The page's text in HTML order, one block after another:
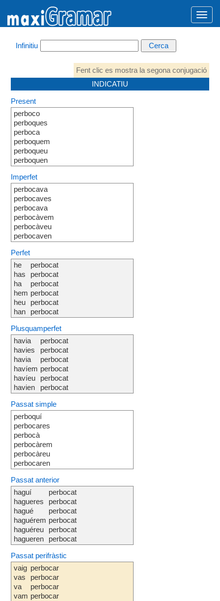
Infinitiu
Fent clic es mostra la segona conjugació
INDICATIU
Present
perboco
perboques
perboca
perboquem
perboqueu
perboquen
Imperfet
perbocava
perbocaves
perbocava
perbocàvem
perbocàveu
perbocaven
Perfet
he
has
ha
hem
heu
han
perbocat
perbocat
perbocat
perbocat
perbocat
perbocat
Plusquamperfet
havia
havies
havia
havíem
havíeu
havien
perbocat
perbocat
perbocat
perbocat
perbocat
perbocat
Passat simple
perboquí
perbocares
perbocà
perbocàrem
perbocàreu
perbocaren
Passat anterior
haguí
hagueres
hagué
haguérem
haguéreu
hagueren
perbocat
perbocat
perbocat
perbocat
perbocat
perbocat
Passat perifràstic
vaig
vas
va
vam
perbocar
perbocar
perbocar
perbocar